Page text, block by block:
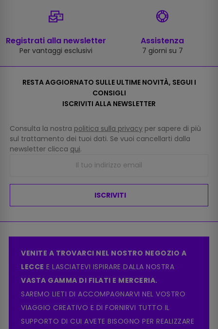
Registrati alla newsletter
Per vantaggi esclusivi
Assistenza
7 giorni su 7
RESTA AGGIORNATO SULLE ULTIME NOVITÀ, SEGUI I
CONSIGLI
ISCRIVITI ALLA NEWSLETTER
Consulta la nostra politica sulla privacy per sapere di più
sul trattamento dei tuoi dati. Se vuoi cancellarti dalla
newsletter clicca qui.
ISCRIVITI
VENITE A TROVARCI NEL NOSTRO NEGOZIO A
LECCE E LASCIATEVI ISPIRARE DALLA NOSTRA
VASTA GAMMA DI FILATI E MERCERIA.
SAREMO LIETI DI ACCOMPAGNARVI NEL VOSTRO
VIAGGIO CREATIVO E DI FORNIRVI TUTTO IL
SUPPORTO DI CUI AVETE BISOGNO PER REALIZZARE